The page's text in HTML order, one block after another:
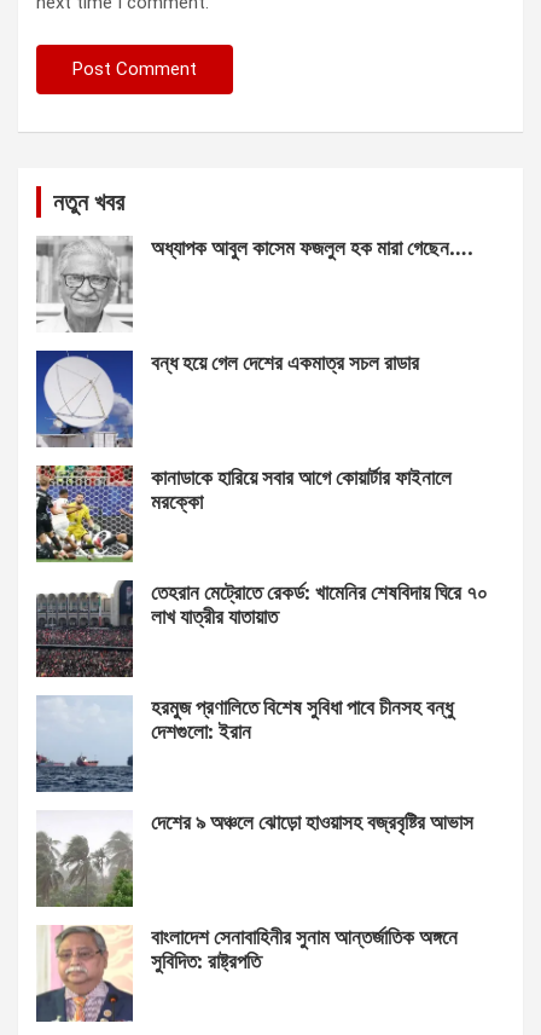
নতুন খবর
অধ্যাপক আবুল কাসেম ফজলুল হক মারা গেছেন….
বন্ধ হয়ে গেল দেশের একমাত্র সচল রাডার
কানাডাকে হারিয়ে সবার আগে কোয়ার্টার ফাইনালে
মরক্কো
তেহরান মেট্রোতে রেকর্ড: খামেনির শেষবিদায় ঘিরে ৭০
লাখ যাত্রীর যাতায়াত
হরমুজ প্রণালিতে বিশেষ সুবিধা পাবে চীনসহ বন্ধু
দেশগুলো: ইরান
দেশের ৯ অঞ্চলে ঝোড়ো হাওয়াসহ বজ্রবৃষ্টির আভাস
বাংলাদেশ সেনাবাহিনীর সুনাম আন্তর্জাতিক অঙ্গনে
সুবিদিত: রাষ্ট্রপতি